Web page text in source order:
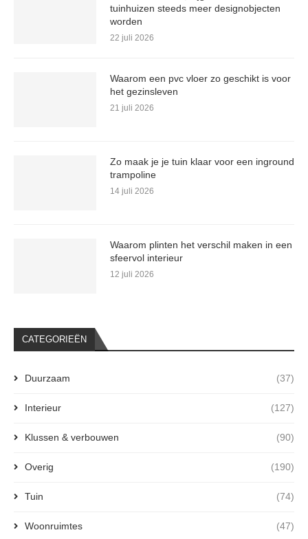
tuinhuizen steeds meer designobjecten
worden
22 juli 2026
Waarom een pvc vloer zo geschikt is voor
het gezinsleven
21 juli 2026
Zo maak je je tuin klaar voor een inground
trampoline
14 juli 2026
Waarom plinten het verschil maken in een
sfeervol interieur
12 juli 2026
CATEGORIEËN
Duurzaam (37)
Interieur (127)
Klussen & verbouwen (90)
Overig (190)
Tuin (74)
Woonruimtes (47)